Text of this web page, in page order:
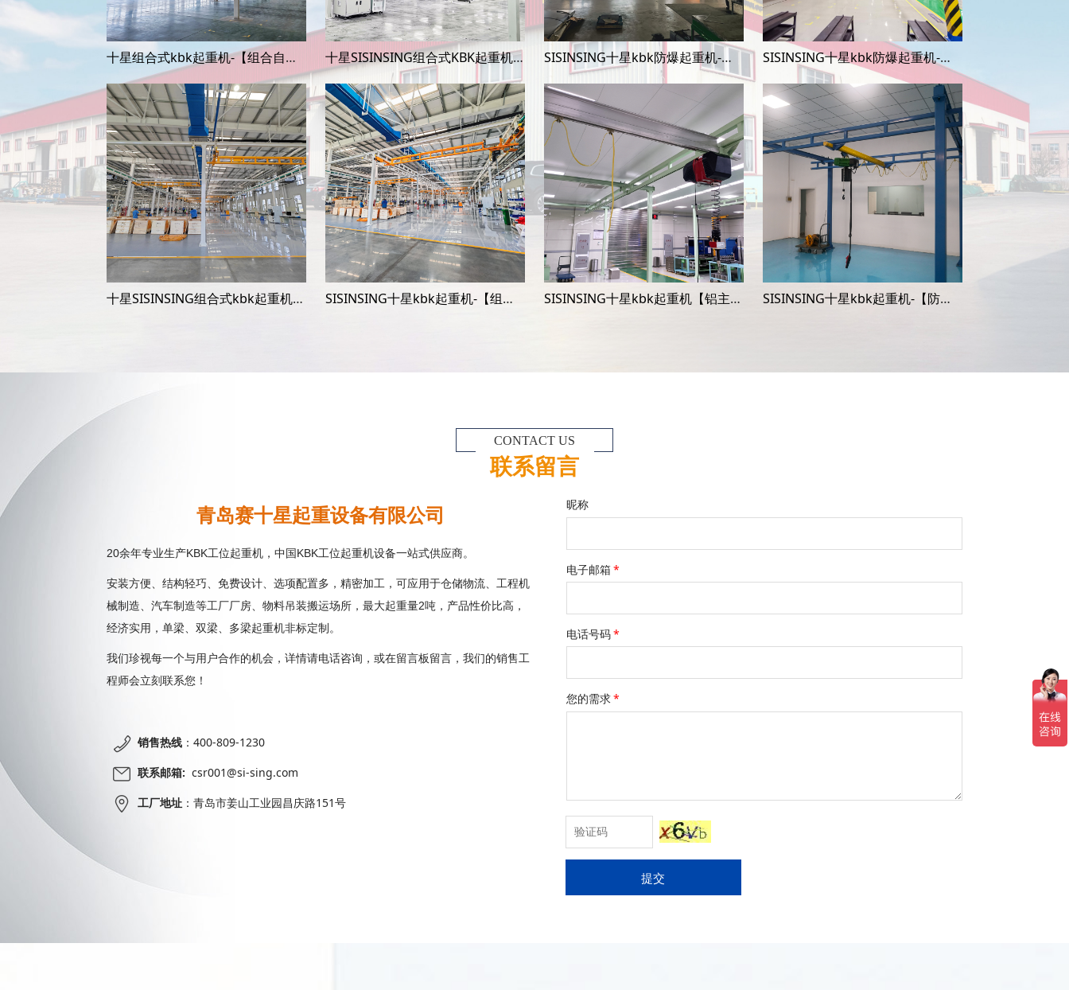
十星组合式kbk起重机-【组合自立式起重机】 十星SISINSING组合式KBK起重机-【组合自立式起重机】 SISINSING十星kbk防爆起重机-【无横梁组合自立式】 SISINSING十星kbk防爆起重机-【无横梁组合自立式】
十星SISINSING组合式kbk起重机-【组合自立式起重机】 SISINSING十星kbk起重机-【组合自立式起重机】 SISINSING十星kbk起重机【铝主梁自立式起重机】 SISINSING十星kbk起重机-【防爆组合自立式起重机】
CONTACT US
联系留言
青岛赛十星起重设备有限公司
20余年专业生产KBK工位起重机，中国KBK工位起重机设备一站式供应商。
安装方便、结构轻巧、免费设计、选项配置多，精密加工，可应用于仓储物流、工程机
械制造、汽车制造等工厂厂房、物料吊装搬运场所，最大起重量2吨，产品性价比高，
经济实用，单梁、双梁、多梁起重机非标定制。
我们珍视每一个与用户合作的机会，详情请电话咨询，或在留言板留言，我们的销售工
程师会立刻联系您！
销售热线 ：400-809-1230
联系邮箱: csr001@si-sing.com
工厂地址 ：青岛市姜山工业园昌庆路151号
昵称
电子邮箱*
电话号码*
您的需求*
提交